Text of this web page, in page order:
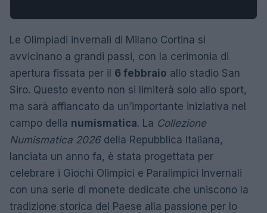
Le Olimpiadi invernali di Milano Cortina si
avvicinano a grandi passi, con la cerimonia di
apertura fissata per il 6 febbraio allo stadio San
Siro. Questo evento non si limiterà solo allo sport,
ma sarà affiancato da un’importante iniziativa nel
campo della numismatica. La Collezione
Numismatica 2026della Repubblica Italiana,
lanciata un anno fa, è stata progettata per
celebrare i Giochi Olimpici e Paralimpici Invernali
con una serie di monete dedicate che uniscono la
tradizione storica del Paese alla passione per lo